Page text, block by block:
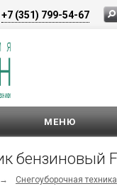
+7 (351) 799-54-67
МЕНЮ
→ Снегоуборочная техника